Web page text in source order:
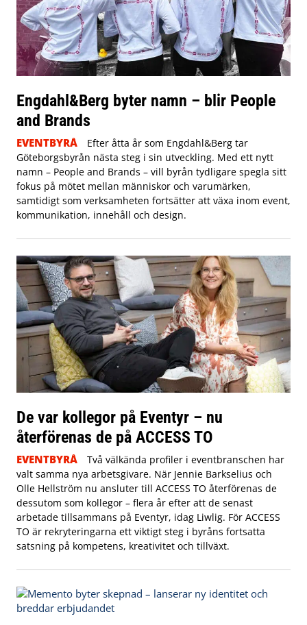
Engdahl&Berg byter namn – blir People
and Brands
EVENTBYRÅ
Efter åtta år som Engdahl&Berg tar
Göteborgsbyrån nästa steg i sin utveckling. Med ett nytt
namn – People and Brands – vill byrån tydligare spegla sitt
fokus på mötet mellan människor och varumärken,
samtidigt som verksamheten fortsätter att växa inom event,
kommunikation, innehåll och design.
De var kollegor på Eventyr – nu
återförenas de på ACCESS TO
EVENTBYRÅ
Två välkända profiler i eventbranschen har
valt samma nya arbetsgivare. När Jennie Barkselius och
Olle Hellström nu ansluter till ACCESS TO återförenas de
dessutom som kollegor – flera år efter att de senast
arbetade tillsammans på Eventyr, idag Liwlig. För ACCESS
TO är rekryteringarna ett viktigt steg i byråns fortsatta
satsning på kompetens, kreativitet och tillväxt.